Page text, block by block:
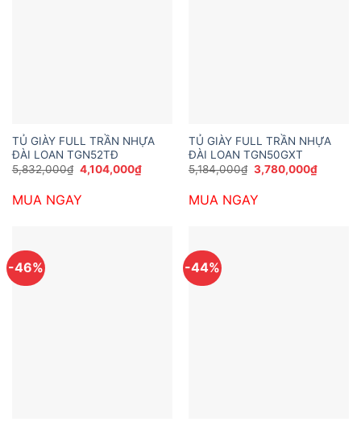
TỦ GIÀY FULL TRẦN NHỰA
ĐÀI LOAN TGN52TĐ
5,832,000₫ Giá
gốc
5,832,000₫.
4,104,000₫Giá
hiện
MUA NGAY
TỦ GIÀY FULL TRẦN NHỰA
ĐÀI LOAN TGN50GXT
5,184,000₫ Giá
gốc
5,184,000₫.
3,780,000₫Giá
hiện
MUA NGAY
-46% -44%